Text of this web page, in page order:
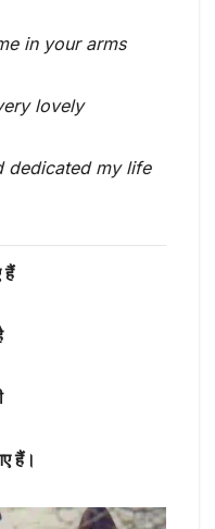
in your arms
lovely
dedicated my life
हैं
हैं।